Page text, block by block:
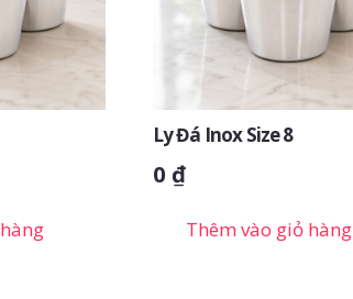
Ly Đá Inox Size 8
0 ₫
Thêm vào giỏ hàng